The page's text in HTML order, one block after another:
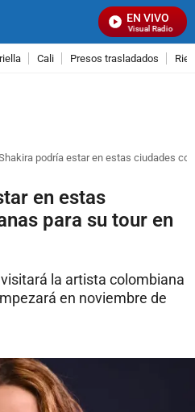
EN VIVO
Señal Visual Radio
Cali Presos trasladados
podría estar en estas ciudades
en estas
para su tour en
la artista colombiana
en noviembre de